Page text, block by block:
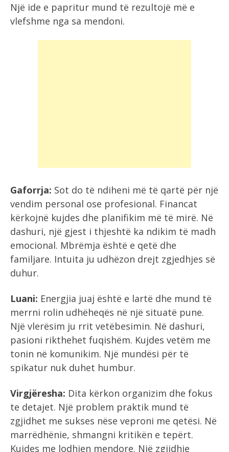
Një ide e papritur mund të rezultojë më e
vlefshme nga sa mendoni.
Gaforrja: Sot do të ndiheni më të qartë për një
vendim personal ose profesional. Financat
kërkojnë kujdes dhe planifikim më të mirë. Në
dashuri, një gjest i thjeshtë ka ndikim të madh
emocional. Mbrëmja është e qetë dhe
familjare. Intuita ju udhëzon drejt zgjedhjes së
duhur.
Luani: Energjia juaj është e lartë dhe mund të
merrni rolin udhëheqës në një situatë pune.
Një vlerësim ju rrit vetëbesimin. Në dashuri,
pasioni rikthehet fuqishëm. Kujdes vetëm me
tonin në komunikim. Një mundësi për të
spikatur nuk duhet humbur.
Virgjëresha: Dita kërkon organizim dhe fokus
te detajet. Një problem praktik mund të
zgjidhet me sukses nëse veproni me qetësi. Në
marrëdhënie, shmangni kritikën e tepërt.
Kujdes me lodhjen mendore. Një zgjidhje